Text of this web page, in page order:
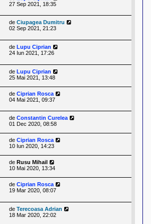
27 Sep 2021, 18:35
de Ciupagea Dumitru
02 Sep 2021, 21:23
de Lupu Ciprian
24 Iun 2021, 17:26
de Lupu Ciprian
25 Mai 2021, 13:48
de Ciprian Rosca
04 Mai 2021, 09:37
de Constantin Curelea
01 Dec 2020, 08:58
de Ciprian Rosca
10 Iun 2020, 14:23
de Rusu Mihail
10 Mai 2020, 13:34
de Ciprian Rosca
19 Mar 2020, 08:07
de Terecoasa Adrian
18 Mar 2020, 22:02